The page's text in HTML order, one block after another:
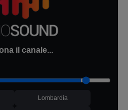
il canale...
Lombardia